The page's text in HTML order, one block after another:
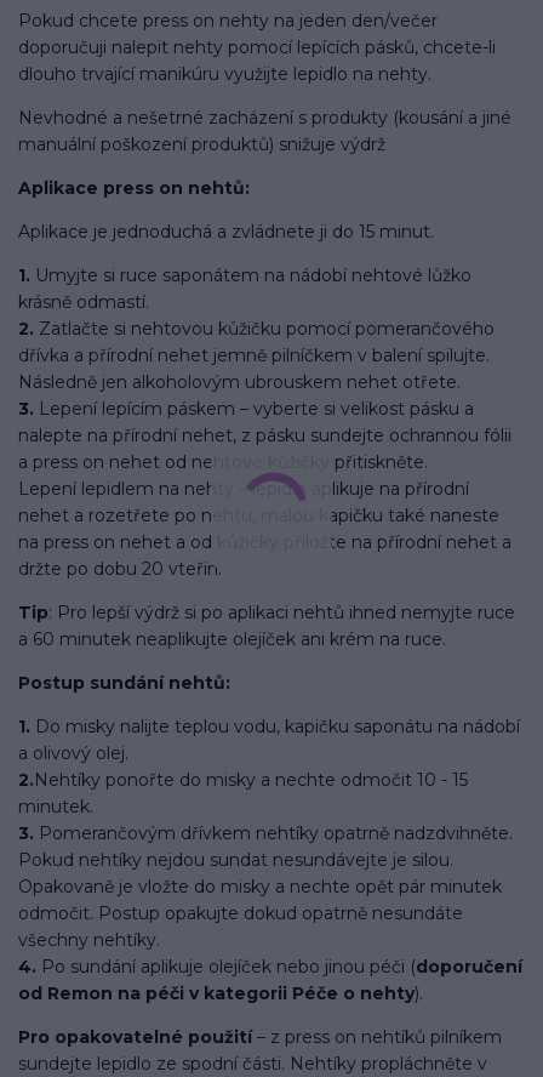
Pokud chcete press on nehty na jeden den/večer
doporučuji nalepit nehty pomocí lepících pásků, chcete-li
dlouho trvající manikúru využijte lepidlo na nehty.
Nevhodné a nešetrné zacházení s produkty (kousání a jiné
manuální poškození produktů) snižuje výdrž
Aplikace press on nehtů:
Aplikace je jednoduchá a zvládnete ji do 15 minut.
1. Umyjte si ruce saponátem na nádobí nehtové lůžko
krásně odmastí.
2. Zatlačte si nehtovou kůžičku pomocí pomerančového
dřívka a přírodní nehet jemně pilníčkem v balení spilujte.
Následně jen alkoholovým ubrouskem nehet otřete.
3. Lepení lepícím páskem – vyberte si velikost pásku a
nalepte na přírodní nehet, z pásku sundejte ochrannou fólii
a press on nehet od nehtové kůžičky přitiskněte.
Lepení lepidlem na nehty – lepidlo aplikuje na přírodní
nehet a rozetřete po nehtu, malou kapičku také naneste
na press on nehet a od kůžičky přiložte na přírodní nehet a
držte po dobu 20 vteřin.
Tip: Pro lepší výdrž si po aplikaci nehtů ihned nemyjte ruce
a 60 minutek neaplikujte olejíček ani krém na ruce.
Postup sundání nehtů:
1. Do misky nalijte teplou vodu, kapičku saponátu na nádobí
a olivový olej.
2.Nehtíky ponořte do misky a nechte odmočit 10 - 15
minutek.
3. Pomerančovým dřívkem nehtíky opatrně nadzdvihněte.
Pokud nehtíky nejdou sundat nesundávejte je silou.
Opakovaně je vložte do misky a nechte opět pár minutek
odmočit. Postup opakujte dokud opatrně nesundáte
všechny nehtíky.
4. Po sundání aplikuje olejíček nebo jinou péči (doporučení
od Remon na péči v kategorii Péče o nehty).
Pro opakovatelné použití– z press on nehtíků pilníkem
sundejte lepidlo ze spodní části. Nehtíky propláchněte v